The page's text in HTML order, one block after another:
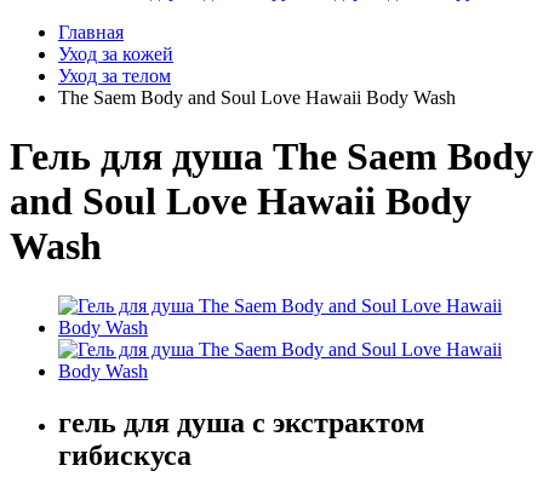
Главная
Уход за кожей
Уход за телом
The Saem Body and Soul Love Hawaii Body Wash
Гель для душа The Saem Body
and Soul Love Hawaii Body
Wash
гель для душа с экстрактом
гибискуса